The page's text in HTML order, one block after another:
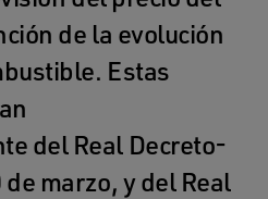
de la evolución
Estas
del Real Decreto-
marzo, y del Real